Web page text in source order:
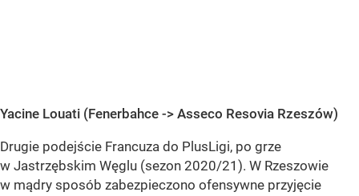
Yacine Louati (Fenerbahce -> Asseco Resovia Rzeszów)
Drugie podejście Francuza do PlusLigi, po grze
w Jastrzębskim Węglu (sezon 2020/21). W Rzeszowie
w mądry sposób zabezpieczono ofensywne przyjęcie